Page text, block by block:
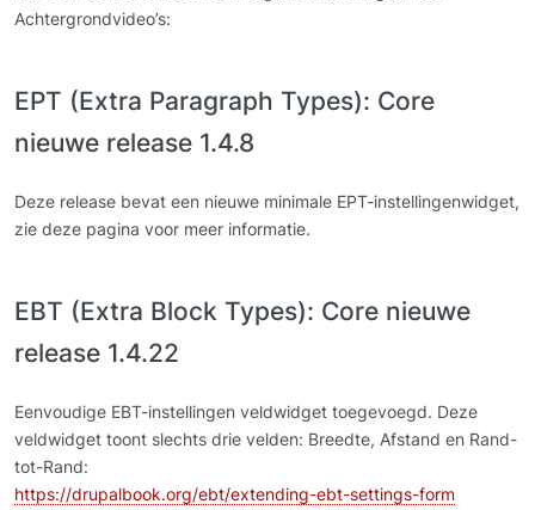
Achtergrondvideo’s:
EPT (Extra Paragraph Types): Core
nieuwe release 1.4.8
Deze release bevat een nieuwe minimale EPT-instellingenwidget,
zie deze pagina voor meer informatie.
EBT (Extra Block Types): Core nieuwe
release 1.4.22
Eenvoudige EBT-instellingen veldwidget toegevoegd. Deze
veldwidget toont slechts drie velden: Breedte, Afstand en Rand-
tot-Rand:
https://drupalbook.org/ebt/extending-ebt-settings-form